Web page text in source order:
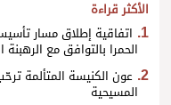
الأكثر قراءة
اتفاقية إطلاق مسار
الحمرا بالتوافق مع الرهبنة
عون الكنيسة المتألمة
المسيحية